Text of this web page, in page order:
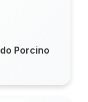
Porcino